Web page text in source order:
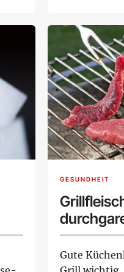
GESUNDHEIT
Gute